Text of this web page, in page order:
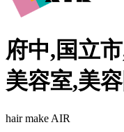
府中,国立
美容室,美
hair make AIR